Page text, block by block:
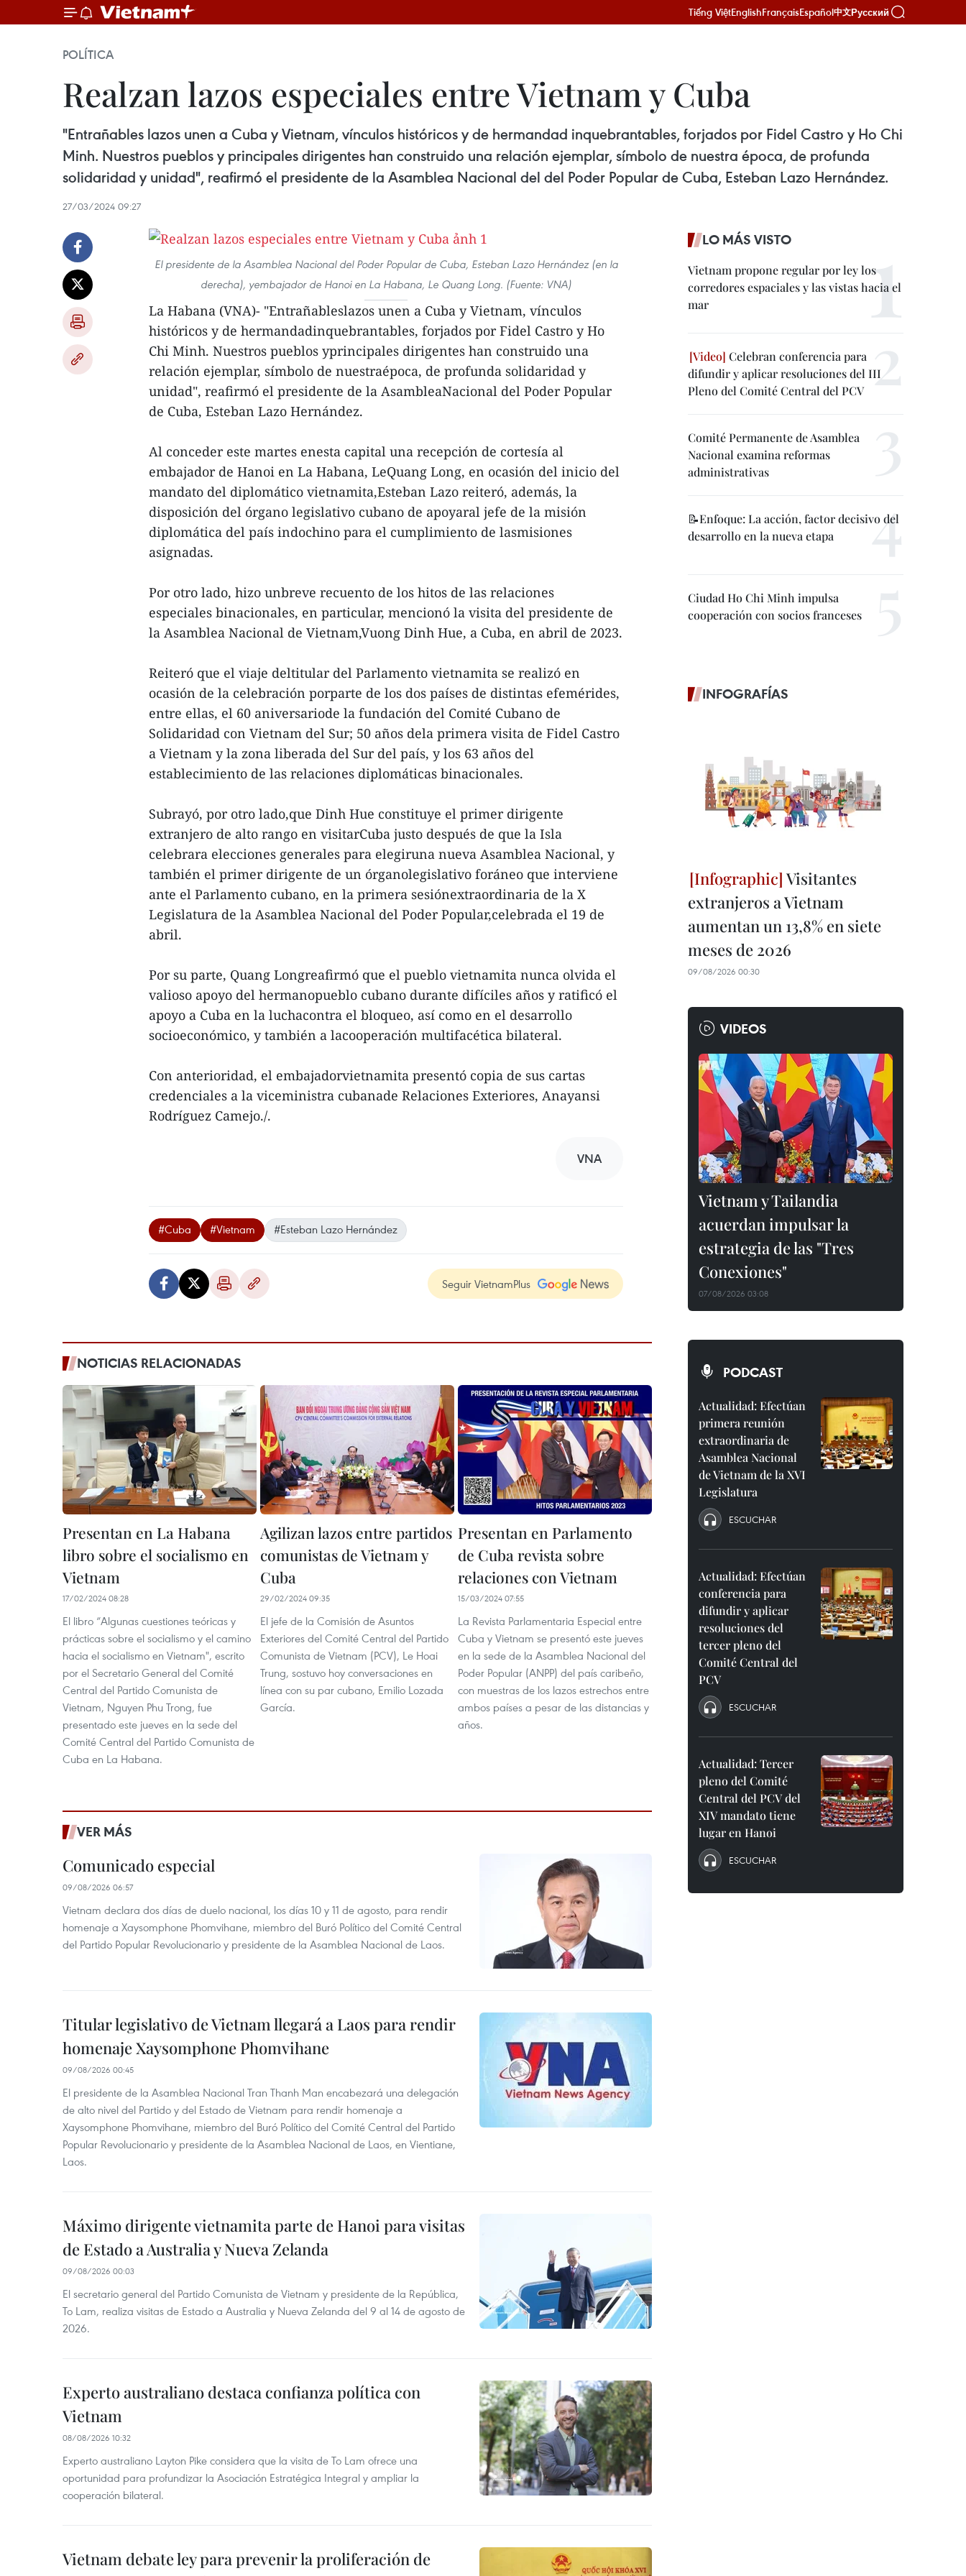
Tiếng ViệtEnglishFrançaisEspañol中文Русский
POLÍTICA
Realzan lazos especiales entre Vietnam y Cuba
"Entrañables lazos unen a Cuba y Vietnam, vínculos históricos y de hermandad inquebrantables, forjados por Fidel Castro y Ho Chi
Minh. Nuestros pueblos y principales dirigentes han construido una relación ejemplar, símbolo de nuestra época, de profunda
solidaridad y unidad", reafirmó el presidente de la Asamblea Nacional del del Poder Popular de Cuba, Esteban Lazo Hernández.
27/03/2024 09:27
El presidente de la Asamblea Nacional del Poder Popular de Cuba, Esteban Lazo Hernández (en la
derecha), yembajador de Hanoi en La Habana, Le Quang Long. (Fuente: VNA)
La Habana (VNA)- "Entrañableslazos unen a Cuba y Vietnam, vínculos
históricos y de hermandadinquebrantables, forjados por Fidel Castro y Ho
Chi Minh. Nuestros pueblos yprincipales dirigentes han construido una
relación ejemplar, símbolo de nuestraépoca, de profunda solidaridad y
unidad", reafirmó el presidente de la AsambleaNacional del Poder Popular
de Cuba, Esteban Lazo Hernández.
Al conceder este martes enesta capital una recepción de cortesía al
embajador de Hanoi en La Habana, LeQuang Long, en ocasión del inicio del
mandato del diplomático vietnamita,Esteban Lazo reiteró, además, la
disposición del órgano legislativo cubano de apoyaral jefe de la misión
diplomática del país indochino para el cumplimiento de lasmisiones
asignadas.
Por otro lado, hizo unbreve recuento de los hitos de las relaciones
especiales binacionales, en particular, mencionó la visita del presidente de
la Asamblea Nacional de Vietnam,Vuong Dinh Hue, a Cuba, en abril de 2023.
Reiteró que el viaje deltitular del Parlamento vietnamita se realizó en
ocasión de la celebración porparte de los dos países de distintas efemérides,
entre ellas, el 60 aniversariode la fundación del Comité Cubano de
Solidaridad con Vietnam del Sur; 50 años dela primera visita de Fidel Castro
a Vietnam y la zona liberada del Sur del país, y los 63 años del
establecimiento de las relaciones diplomáticas binacionales.
Subrayó, por otro lado,que Dinh Hue constituye el primer dirigente
extranjero de alto rango en visitarCuba justo después de que la Isla
celebrara elecciones generales para elegiruna nueva Asamblea Nacional, y
también el primer dirigente de un órganolegislativo foráneo que interviene
ante el Parlamento cubano, en la primera sesiónextraordinaria de la X
Legislatura de la Asamblea Nacional del Poder Popular,celebrada el 19 de
abril.
Por su parte, Quang Longreafirmó que el pueblo vietnamita nunca olvida el
valioso apoyo del hermanopueblo cubano durante difíciles años y ratificó el
apoyo a Cuba en la luchacontra el bloqueo, así como en el desarrollo
socioeconómico, y también a lacooperación multifacética bilateral.
Con anterioridad, el embajadorvietnamita presentó copia de sus cartas
credenciales a la viceministra cubanade Relaciones Exteriores, Anayansi
Rodríguez Camejo./.
VNA
#Cuba #Vietnam #Esteban Lazo Hernández
Seguir VietnamPlus
NOTICIAS RELACIONADAS
Presentan en La Habana
libro sobre el socialismo en
Vietnam
17/02/2024 08:28
El libro “Algunas cuestiones teóricas y
prácticas sobre el socialismo y el camino
hacia el socialismo en Vietnam", escrito
por el Secretario General del Comité
Central del Partido Comunista de
Vietnam, Nguyen Phu Trong, fue
presentado este jueves en la sede del
Comité Central del Partido Comunista de
Cuba en La Habana.
Agilizan lazos entre partidos
comunistas de Vietnam y
Cuba
29/02/2024 09:35
El jefe de la Comisión de Asuntos
Exteriores del Comité Central del Partido
Comunista de Vietnam (PCV), Le Hoai
Trung, sostuvo hoy conversaciones en
línea con su par cubano, Emilio Lozada
García.
Presentan en Parlamento
de Cuba revista sobre
relaciones con Vietnam
15/03/2024 07:55
La Revista Parlamentaria Especial entre
Cuba y Vietnam se presentó este jueves
en la sede de la Asamblea Nacional del
Poder Popular (ANPP) del país caribeño,
con muestras de los lazos estrechos entre
ambos países a pesar de las distancias y
años.
VER MÁS
Comunicado especial
09/08/2026 06:57
Vietnam declara dos días de duelo nacional, los días 10 y 11 de agosto, para rendir
homenaje a Xaysomphone Phomvihane, miembro del Buró Político del Comité Central
del Partido Popular Revolucionario y presidente de la Asamblea Nacional de Laos.
Titular legislativo de Vietnam llegará a Laos para rendir
homenaje Xaysomphone Phomvihane
09/08/2026 00:45
El presidente de la Asamblea Nacional Tran Thanh Man encabezará una delegación
de alto nivel del Partido y del Estado de Vietnam para rendir homenaje a
Xaysomphone Phomvihane, miembro del Buró Político del Comité Central del Partido
Popular Revolucionario y presidente de la Asamblea Nacional de Laos, en Vientiane,
Laos.
Máximo dirigente vietnamita parte de Hanoi para visitas
de Estado a Australia y Nueva Zelanda
09/08/2026 00:03
El secretario general del Partido Comunista de Vietnam y presidente de la República,
To Lam, realiza visitas de Estado a Australia y Nueva Zelanda del 9 al 14 de agosto de
2026.
Experto australiano destaca confianza política con
Vietnam
08/08/2026 10:32
Experto australiano Layton Pike considera que la visita de To Lam ofrece una
oportunidad para profundizar la Asociación Estratégica Integral y ampliar la
cooperación bilateral.
Vietnam debate ley para prevenir la proliferación de
LO MÁS VISTO
Vietnam propone regular por ley los
corredores espaciales y las vistas hacia el
mar
Celebran conferencia para
difundir y aplicar resoluciones del III
Pleno del Comité Central del PCV
Comité Permanente de Asamblea
Nacional examina reformas
administrativas
📝Enfoque: La acción, factor decisivo del
desarrollo en la nueva etapa
Ciudad Ho Chi Minh impulsa
cooperación con socios franceses
INFOGRAFÍAS
Visitantes
extranjeros a Vietnam
aumentan un 13,8% en siete
meses de 2026
09/08/2026 00:30
VIDEOS
Vietnam y Tailandia
acuerdan impulsar la
estrategia de las "Tres
Conexiones"
07/08/2026 03:08
PODCAST
Actualidad: Efectúan
primera reunión
extraordinaria de
Asamblea Nacional
de Vietnam de la XVI
Legislatura
ESCUCHAR
Actualidad: Efectúan
conferencia para
difundir y aplicar
resoluciones del
tercer pleno del
Comité Central del
PCV
ESCUCHAR
Actualidad: Tercer
pleno del Comité
Central del PCV del
XIV mandato tiene
lugar en Hanoi
ESCUCHAR